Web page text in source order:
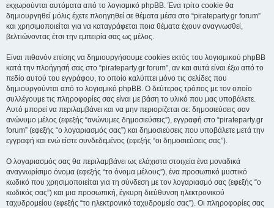
εκχωρούνται αυτόματα από το λογισμικό phpBB. Ένα τρίτο cookie θα
δημιουργηθεί μόλις έχετε πλοηγηθεί σε θέματα μέσα στο “pirateparty.gr forum”
και χρησιμοποιείται για να καταγράφεται ποια θέματα έχουν αναγνωσθεί,
βελτιώνοντας έτσι την εμπειρία σας ως μέλος.
Είναι πιθανόν επίσης να δημιουργήσουμε cookies εκτός του λογισμικού phpBB
κατά την πλοήγησή σας στο “pirateparty.gr forum”, αν και αυτά είναι έξω από το
πεδίο αυτού του εγγράφου, το οποίο καλύπτει μόνο τις σελίδες που
δημιουργούνται από το λογισμικό phpBB. Ο δεύτερος τρόπος με τον οποίο
συλλέγουμε τις πληροφορίες σας είναι με βάση το υλικό που μας υποβάλετε.
Αυτό μπορεί να περιλαμβάνει και να μην περιορίζεται σε: δημοσιεύσεις σαν
ανώνυμο μέλος (εφεξής “ανώνυμες δημοσιεύσεις”), εγγραφή στο “pirateparty.gr
forum” (εφεξής “ο λογαριασμός σας”) και δημοσιεύσεις που υποβάλετε μετά την
εγγραφή και ενώ είστε συνδεδεμένος (εφεξής “οι δημοσιεύσεις σας”).
Ο λογαριασμός σας θα περιλαμβάνει ως ελάχιστα στοιχεία ένα μοναδικά
αναγνωρίσιμο όνομα (εφεξής “το όνομα μέλους”), ένα προσωπικό μυστικό
κωδικό που χρησιμοποιείται για τη σύνδεση με τον λογαριασμό σας (εφεξής “ο
κωδικός σας”) και μια προσωπική, έγκυρη διεύθυνση ηλεκτρονικού
ταχυδρομείου (εφεξής “το ηλεκτρονικό ταχυδρομείο σας”). Οι πληροφορίες σας